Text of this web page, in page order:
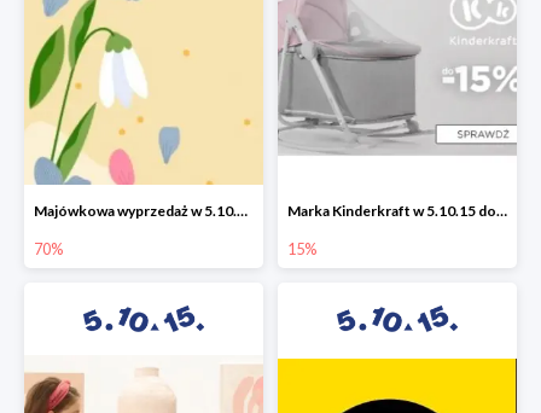
Majówkowa wyprzedaż w 5.10.15 do -70%
70%
Marka Kinderkraft w 5.10.15 do -15%
15%